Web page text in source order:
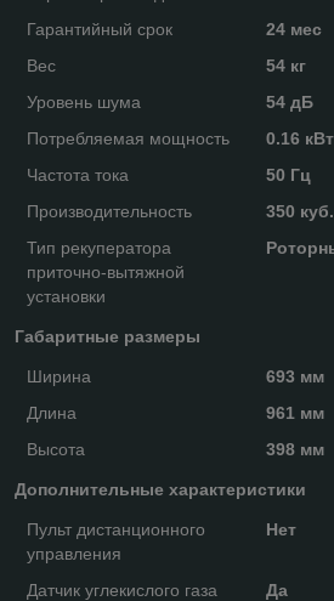
Гарантийный срок
24 мес
Вес
54 кг
Уровень шума
54 дБ
Потребляемая мощность
0.16 кВт
Частота тока
50 Гц
Производительность
350
Тип рекуператора
приточно-вытяжной
установки
Габаритные размеры
Ширина
693 мм
Длина
961 мм
Высота
398 мм
Дополнительные характеристики
Пульт дистанционного
управления
Нет
Датчик углекислого газа Да